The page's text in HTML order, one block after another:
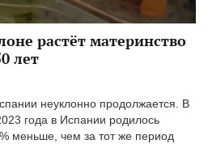
растёт материнство
лет
неуклонно продолжается. В
года в Испании родилось
меньше, чем за тот же период